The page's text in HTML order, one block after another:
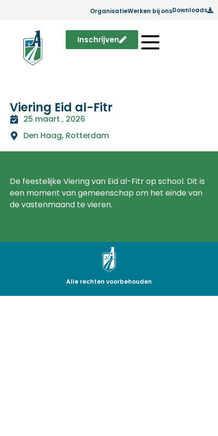
OrganisatieWerken bij onsDownloads
Inschrijven
Viering Eid al-Fitr
25 maart , 2026
Den Haag, Rotterdam
De feestelijke Viering van Eid al-Fitr op school. Dit is
een moment van gemeenschap om het einde van
de vastenmaand te vieren.
Alle rechten voorbehouden